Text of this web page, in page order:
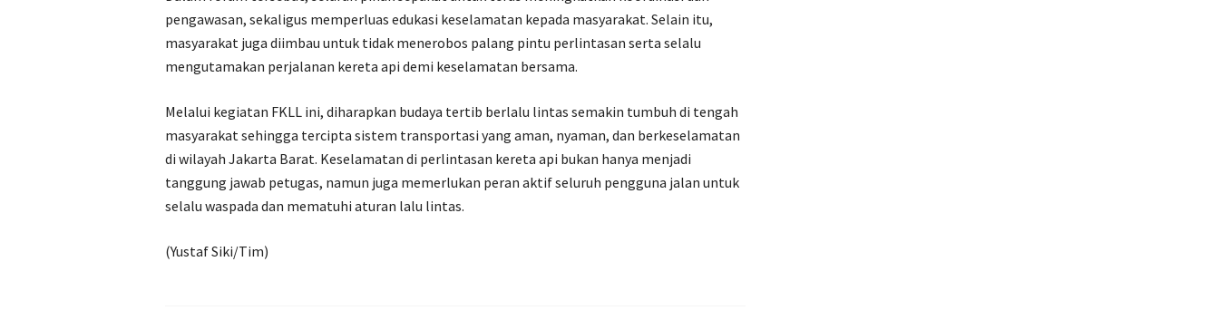
pengawasan, sekaligus memperluas edukasi keselamatan kepada masyarakat. Selain itu,
masyarakat juga diimbau untuk tidak menerobos palang pintu perlintasan serta selalu
mengutamakan perjalanan kereta api demi keselamatan bersama.
Melalui kegiatan FKLL ini, diharapkan budaya tertib berlalu lintas semakin tumbuh di tengah
masyarakat sehingga tercipta sistem transportasi yang aman, nyaman, dan berkeselamatan
di wilayah Jakarta Barat. Keselamatan di perlintasan kereta api bukan hanya menjadi
tanggung jawab petugas, namun juga memerlukan peran aktif seluruh pengguna jalan untuk
selalu waspada dan mematuhi aturan lalu lintas.
(Yustaf Siki/Tim)